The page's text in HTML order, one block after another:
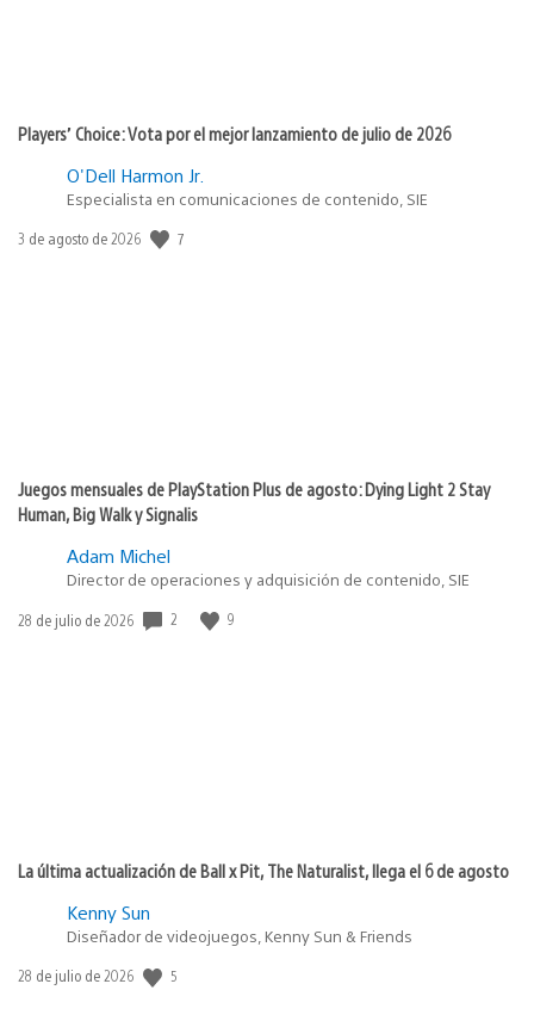
Players’ Choice: Vota por el mejor lanzamiento de julio de 2026
O'Dell Harmon Jr.
Especialista en comunicaciones de contenido, SIE
Fecha
3 de agosto de 2026 7
Juegos mensuales de PlayStation Plus de agosto: Dying Light 2 Stay
Human, Big Walk y Signalis
Adam Michel
Director de operaciones y adquisición de contenido, SIE
Fecha
28 de julio de 2026 2 9
La última actualización de Ball x Pit, The Naturalist, llega el 6 de agosto
Kenny Sun
Diseñador de videojuegos, Kenny Sun & Friends
Fecha
28 de julio de 2026 5